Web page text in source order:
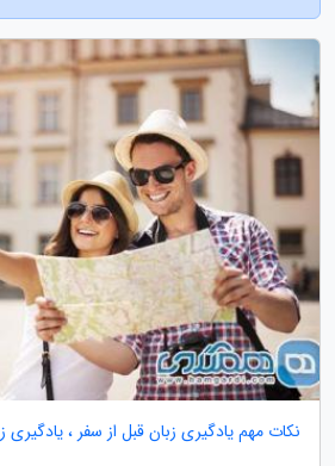
نکات مهم یادگیری زبان قبل از سفر ، یادگیری